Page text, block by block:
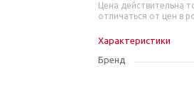
Цена действительна
отличаться от цен в
Характеристики
Бренд